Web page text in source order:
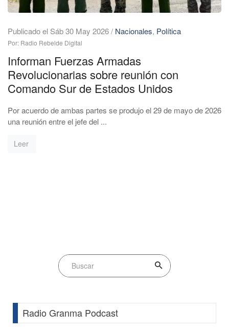
Publicado el Sáb 30 May 2026/ Nacionales, Política
Por: Radio Rebelde Digital
Informan Fuerzas Armadas
Revolucionarias sobre reunión con
Comando Sur de Estados Unidos
Por acuerdo de ambas partes se produjo el 29 de mayo de 2026
una reunión entre el jefe del ...
Leer
Radio Granma Podcast